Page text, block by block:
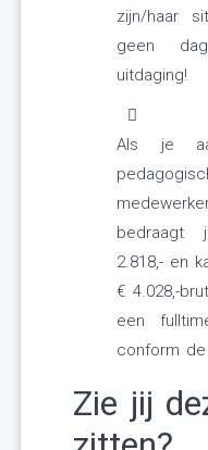
zijn/haar
geen
uitdaging!
Als je
bedraagt
2.818,- en
€ 4.028,-
een
conform
Zie jij